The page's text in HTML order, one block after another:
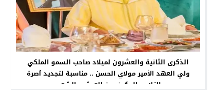
الذكرى الثانية والعشرون لميلاد صاحب السمو الملكي
ولي العهد الأمير مولاي الحسن .. مناسبة لتجديد آصرة
التلاحم المكين بين العرش والشعب